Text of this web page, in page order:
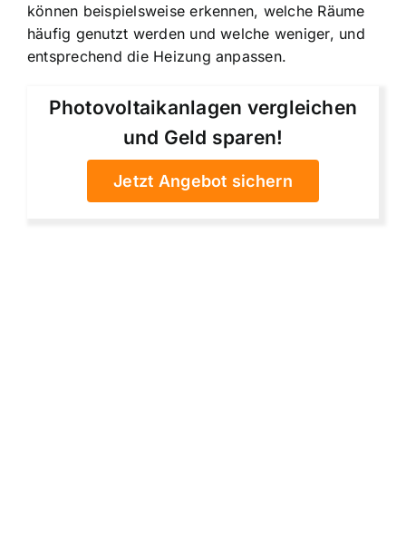
können beispielsweise erkennen, welche Räume
häufig genutzt werden und welche weniger, und
entsprechend die Heizung anpassen.
Photovoltaikanlagen vergleichen
und Geld sparen!
Jetzt Angebot sichern